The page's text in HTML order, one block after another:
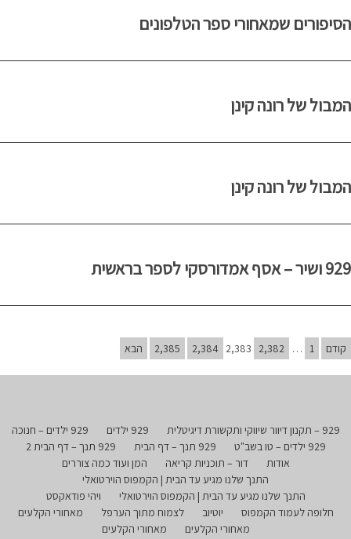
הסיפורים שמאחורי ספר הטלפונים
המבול של רונה קינן
המבול של רונה קינן
929 ושיר – אסף אמדורסקי לספר בראשית
קודם 1
…
2,382
2,383
2,384
2,385 הבא
929 – תקנון דיוור שיווקי ותקשורת דיגיטלית 929 ילדים
929 ילדים – חנוכה
929 ילדים – טו בשב"ט
929 תנך – דף הבית
929 תנך – דף הבית 2
אודות
דור – תוכניות קריאה
המן ועוד כמה צוררים
התנך שלנו מגיע עד הבית | הקמפוס הוירטואלי
התנך שלנו מגיע עד הבית | הקמפוס הוירטואלי
ויהי פודאקסט
חלופה לעמוד הקמפוס
יוטיוב לצמוח מתוך הערפל
מאחורי הקלעים
מאחורי הקלעים
מאחורי הקלעים